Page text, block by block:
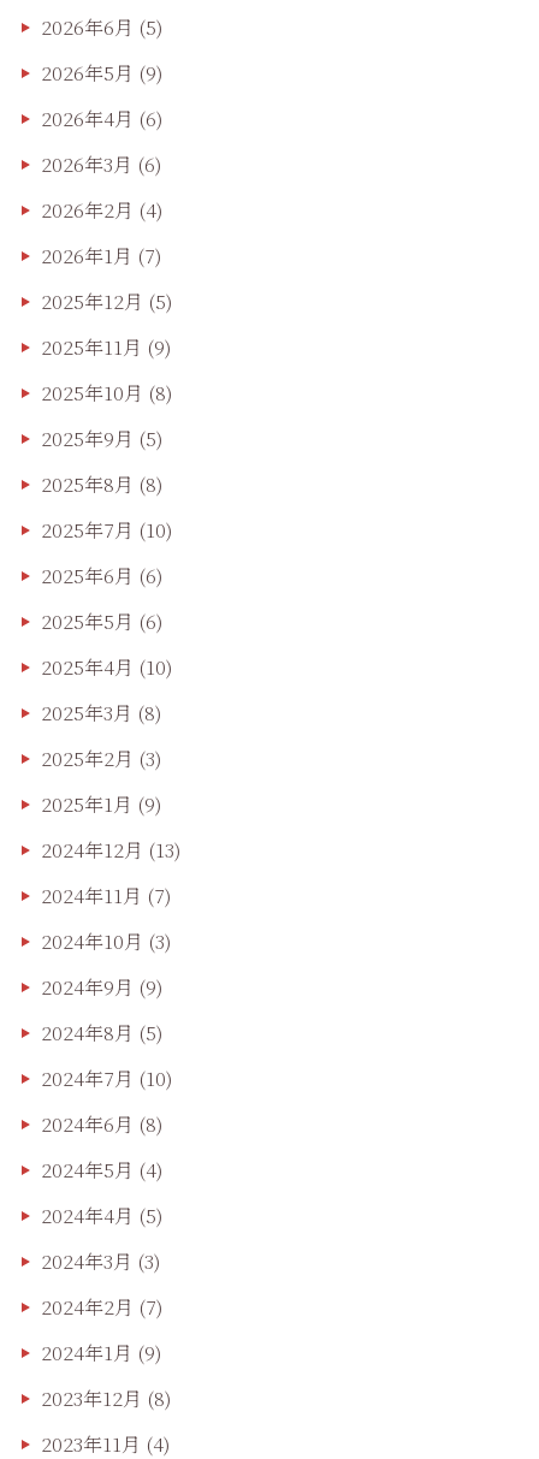
2026年6月 (5)
2026年5月 (9)
2026年4月 (6)
2026年3月 (6)
2026年2月 (4)
2026年1月 (7)
2025年12月 (5)
2025年11月 (9)
2025年10月 (8)
2025年9月 (5)
2025年8月 (8)
2025年7月 (10)
2025年6月 (6)
2025年5月 (6)
2025年4月 (10)
2025年3月 (8)
2025年2月 (3)
2025年1月 (9)
2024年12月 (13)
2024年11月 (7)
2024年10月 (3)
2024年9月 (9)
2024年8月 (5)
2024年7月 (10)
2024年6月 (8)
2024年5月 (4)
2024年4月 (5)
2024年3月 (3)
2024年2月 (7)
2024年1月 (9)
2023年12月 (8)
2023年11月 (4)